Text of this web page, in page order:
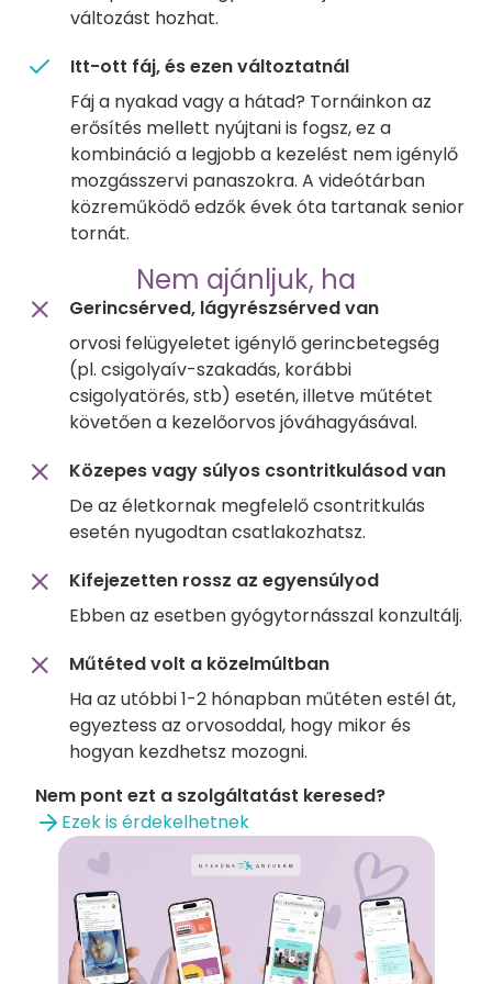
változást hozhat.
Itt-ott fáj, és ezen változtatnál
Fáj a nyakad vagy a hátad? Tornáinkon az
erősítés mellett nyújtani is fogsz, ez a
kombináció a legjobb a kezelést nem igénylő
mozgásszervi panaszokra. A videótárban
közreműködő edzők évek óta tartanak senior
tornát.
Nem ajánljuk, ha
Gerincsérved, lágyrészsérved van
orvosi felügyeletet igénylő gerincbetegség
(pl. csigolyaív-szakadás, korábbi
csigolyatörés, stb) esetén, illetve műtétet
követően a kezelőorvos jóváhagyásával.
Közepes vagy súlyos csontritkulásod van
De az életkornak megfelelő csontritkulás
esetén nyugodtan csatlakozhatsz.
Kifejezetten rossz az egyensúlyod
Ebben az esetben gyógytornásszal konzultálj.
Műtéted volt a közelmúltban
Ha az utóbbi 1-2 hónapban műtéten estél át,
egyeztess az orvosoddal, hogy mikor és
hogyan kezdhetsz mozogni.
Nem pont ezt a szolgáltatást keresed?
Ezek is érdekelhetnek